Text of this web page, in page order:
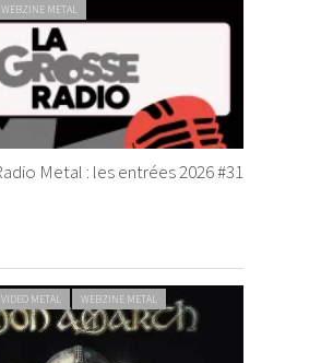
WEBZINE METAL
Metal : les entrées 2026 #31
VIDEO METAL WEBZINE METAL